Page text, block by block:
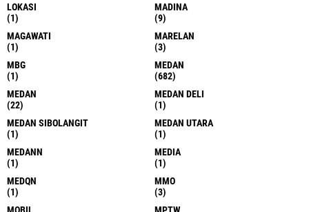
LOKASI
(1)
MADINA
(9)
MAGAWATI
(1)
MARELAN
(3)
MBG
(1)
MEDAN
(682)
MEDAN
(22)
MEDAN DELI
(1)
MEDAN SIBOLANGIT
(1)
MEDAN UTARA
(1)
MEDANN
(1)
MEDIA
(1)
MEDQN
(1)
MMO
(3)